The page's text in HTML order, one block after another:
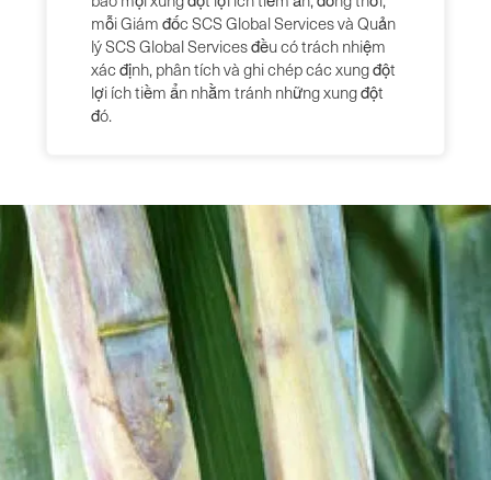
mỗi Giám đốc SCS Global Services và Quản
lý SCS Global Services đều có trách nhiệm
xác định, phân tích và ghi chép các xung đột
lợi ích tiềm ẩn nhằm tránh những xung đột
đó.